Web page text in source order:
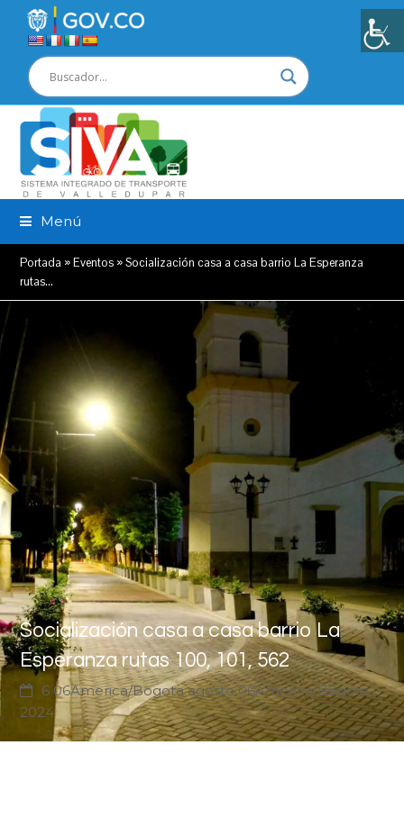
Menú
Portada »Eventos »Socialización casa a casa barrio La Esperanza
rutas…
Socialización casa a casa barrio La
Esperanza rutas 100, 101, 562
6 06America/Bogota agosto 06America/Bogota
2024